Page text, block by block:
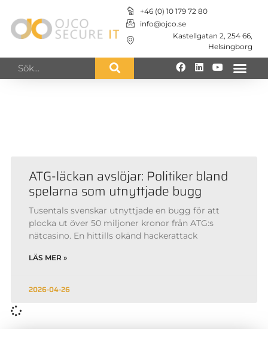
+46 (0) 10 179 72 80
info@ojco.se
Kastellgatan 2, 254 66,
Helsingborg
ATG-läckan avslöjar: Politiker bland
spelarna som utnyttjade bugg
Tusentals svenskar utnyttjade en bugg för att
plocka ut över 50 miljoner kronor från ATG:s
nätcasino. En hittills okänd hackerattack
LÄS MER »
2026-04-26